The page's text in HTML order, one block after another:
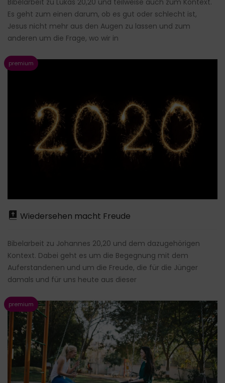
Bibelarbeit zu Lukas 20,20 und teilweise auch zum Kontext.
Es geht zum einen darum, ob es gut oder schlecht ist,
Jesus nicht mehr aus den Augen zu lassen und zum
anderen um die Frage, wo wir in
Wiedersehen macht Freude
Bibelarbeit zu Johannes 20,20 und dem dazugehörigen
Kontext. Dabei geht es um die Begegnung mit dem
Auferstandenen und um die Freude, die für die Jünger
damals und für uns heute aus dieser